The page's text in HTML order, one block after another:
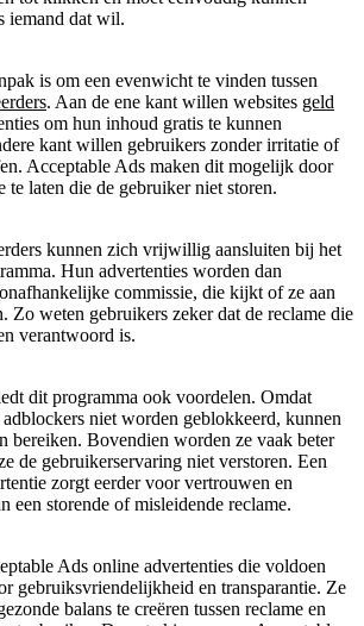
iemand dat wil.
is om een evenwicht te vinden tussen
. Aan de ene kant willen websites geld
om hun inhoud gratis te kunnen
kant willen gebruikers zonder irritatie of
Acceptable Ads maken dit mogelijk door
te laten die de gebruiker niet storen.
kunnen zich vrijwillig aansluiten bij het
Hun advertenties worden dan
commissie, die kijkt of ze aan
Zo weten gebruikers zeker dat de reclame die
verantwoord is.
dit programma ook voordelen. Omdat
niet worden geblokkeerd, kunnen
bereiken. Bovendien worden ze vaak beter
de gebruikerservaring niet verstoren. Een
zorgt eerder voor vertrouwen en
een storende of misleidende reclame.
Ads online advertenties die voldoen
gebruiksvriendelijkheid en transparantie. Ze
balans te creëren tussen reclame en